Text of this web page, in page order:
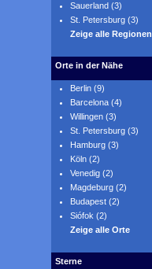
Sauerland (3)
St. Petersburg (3)
Zeige alle Regionen
Orte in der Nähe
Berlin (9)
Barcelona (4)
Willingen (3)
St. Petersburg (3)
Hamburg (3)
Köln (2)
Venedig (2)
Magdeburg (2)
Budapest (2)
Siófok (2)
Zeige alle Orte
Sterne